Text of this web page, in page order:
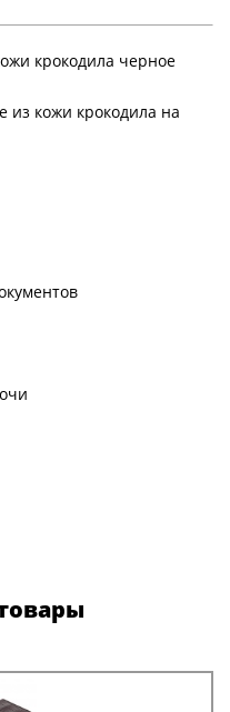
крокодила черное
из кожи крокодила на